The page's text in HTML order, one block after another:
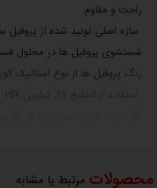
راحت و مقاوم
سازه اصلی تولید شده از
شستشوی پروفیل ها در محلول
رنگ پروفیل ها از نوع استاتیک
استفاده از بوش در اتصالات
استفاده از موکت در زیر اسفنج
محصولات مرتبط یا مشابه